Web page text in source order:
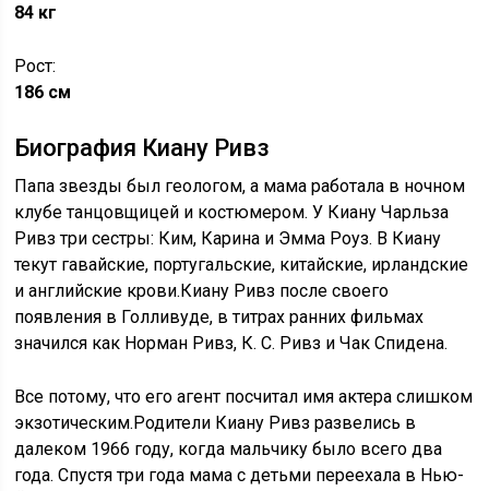
84 кг
Рост:
186 см
Биография Киану Ривз
Папа звезды был геологом, а мама работала в ночном
клубе танцовщицей и костюмером. У Киану Чарльза
Ривз три сестры: Ким, Карина и Эмма Роуз. В Киану
текут гавайские, португальские, китайские, ирландские
и английские крови.Киану Ривз после своего
появления в Голливуде, в титрах ранних фильмах
значился как Норман Ривз, К. С. Ривз и Чак Спидена.
Все потому, что его агент посчитал имя актера слишком
экзотическим.Родители Киану Ривз развелись в
далеком 1966 году, когда мальчику было всего два
года. Спустя три года мама с детьми переехала в Нью-